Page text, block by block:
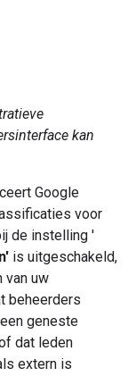
kan
Google
voor
de instelling '
is uitgeschakeld,
van uw
beheerders
geneste
dat leden
extern is